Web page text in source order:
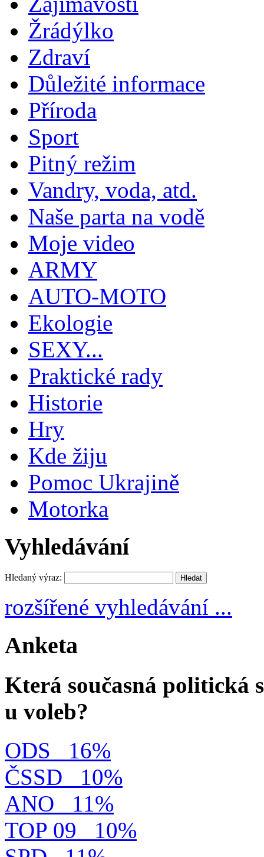
Žrádýlko
Zdraví
Důležité informace
Příroda
Sport
Pitný režim
Vandry, voda, atd.
Naše parta na vodě
Moje video
ARMY
AUTO-MOTO
Ekologie
SEXY...
Praktické rady
Historie
Hry
Kde žiju
Pomoc Ukrajině
Motorka
Vyhledávání
Hledaný výraz:
rozšířené vyhledávání ...
Anketa
Která současná politická
u voleb?
ODS
16%
ČSSD
10%
ANO
11%
TOP 09
10%